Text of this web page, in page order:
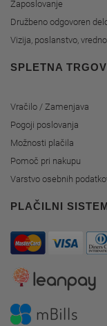
Zaposlovanje
Družbeno odgovoren
Vizija, poslanstvo,
SPLETNA
Vračilo / Zamenjava
Pogoji poslovanja
Možnosti plačila
Pomoč pri nakupu
Varstvo osebnih
PLAČILNI